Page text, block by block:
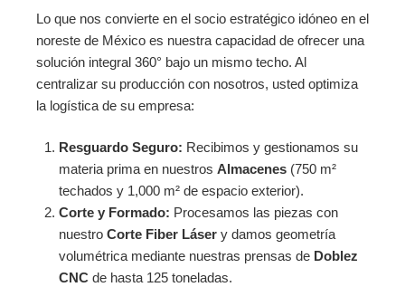
Lo que nos convierte en el socio estratégico idóneo en el
noreste de México es nuestra capacidad de ofrecer una
solución integral 360° bajo un mismo techo. Al
centralizar su producción con nosotros, usted optimiza
la logística de su empresa:
Resguardo Seguro: Recibimos y gestionamos su
materia prima en nuestros Almacenes (750 m²
techados y 1,000 m² de espacio exterior).
Corte y Formado: Procesamos las piezas con
nuestro Corte Fiber Láser y damos geometría
volumétrica mediante nuestras prensas de Doblez
CNC de hasta 125 toneladas.